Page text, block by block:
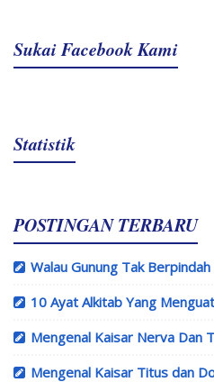
Sukai Facebook Kami
Statistik
POSTINGAN TERBARU
Walau Gunung Tak
10 Ayat Alkitab Yang
Mengenal Kaisar Nerva Dan
Mengenal Kaisar Titus dan